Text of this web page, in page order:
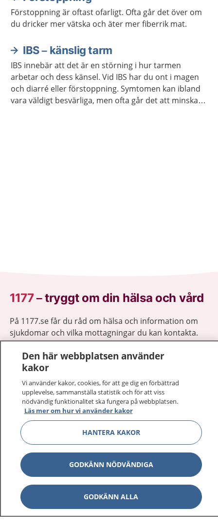
Förstoppning är oftast ofarligt. Ofta går det över om
du dricker mer vätska och äter mer fiberrik mat.
IBS – känslig tarm
IBS innebär att det är en störning i hur tarmen
arbetar och dess känsel. Vid IBS har du ont i magen
och diarré eller förstoppning. Symtomen kan ibland
vara väldigt besvärliga, men ofta går det att minska
1177–tryggt om din hälsa och vård
På 1177.se får du råd om hälsa och information om
sjukdomar och vilka mottagningar du kan kontakta.
Logga in för att läsa din journal och göra dina
vårdärenden. Ring telefonnummer 1177 för
sjukvårdsrådgivning dygnet runt.
1177 ger dig råd när du vill må bättre.
1177 på flera språk Visa
Om 1177 Visa
Kontakt Visa
Den här webbplatsen använder
kakor
Vi använder kakor, cookies, för att ge dig en förbättrad
upplevelse, sammanställa statistik och för att viss
nödvändig funktionalitet ska fungera på webbplatsen.
Läs mer om hur vi använder kakor
HANTERA KAKOR
GODKÄNN NÖDVÄNDIGA
GODKÄNN ALLA